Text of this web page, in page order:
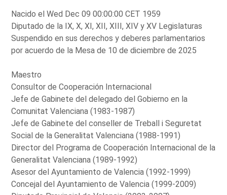
Nacido el Wed Dec 09 00:00:00 CET 1959
Diputado de la IX, X, XI, XII, XIII, XIV y XV Legislaturas
Suspendido en sus derechos y deberes parlamentarios
por acuerdo de la Mesa de 10 de diciembre de 2025
Maestro
Consultor de Cooperación Internacional
Jefe de Gabinete del delegado del Gobierno en la
Comunitat Valenciana (1983-1987)
Jefe de Gabinete del conseller de Treball i Seguretat
Social de la Generalitat Valenciana (1988-1991)
Director del Programa de Cooperación Internacional de la
Generalitat Valenciana (1989-1992)
Asesor del Ayuntamiento de Valencia (1992-1999)
Concejal del Ayuntamiento de Valencia (1999-2009)